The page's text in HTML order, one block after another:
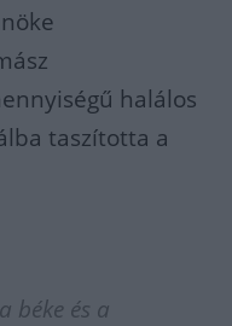
halálos
taszította a
béke és a